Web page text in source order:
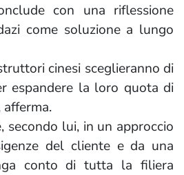
con una riflessione
come soluzione a lungo
cinesi sceglieranno di
espandere la loro quota di
afferma.
secondo lui, in un approccio
del cliente e da una
conto di tutta la filiera